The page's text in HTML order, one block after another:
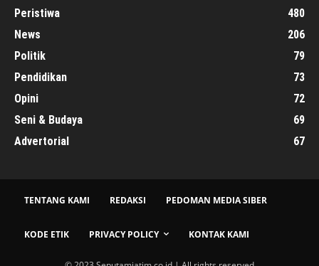
Peristiwa
480
News
206
Politik
79
Pendidikan
73
Opini
72
Seni & Budaya
69
Advertorial
67
TENTANG KAMI REDAKSI PEDOMAN MEDIA SIBER
KODE ETIK PRIVACY POLICY KONTAK KAMI